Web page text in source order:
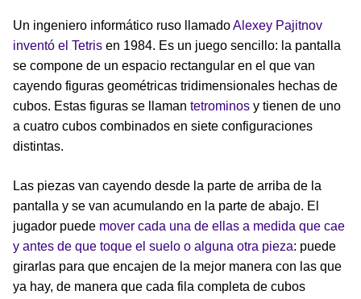
Un ingeniero informático ruso llamadoAlexey Pajitnov
inventó el Tetris en 1984. Es un juego sencillo: la pantalla
se compone de un espacio rectangular en el que van
cayendo figuras geométricas tridimensionales hechas de
cubos. Estas figuras se llaman tetrominos y tienen de uno
a cuatro cubos combinados en siete configuraciones
distintas.
Las piezas van cayendo desde la parte de arriba de la
pantalla y se van acumulando en la parte de abajo. El
jugador puede mover cada una de ellas a medida que cae
y antes de que toque el suelo o alguna otra pieza: puede
girarlas para que encajen de la mejor manera con las que
ya hay, de manera que cada fila completa de cubos